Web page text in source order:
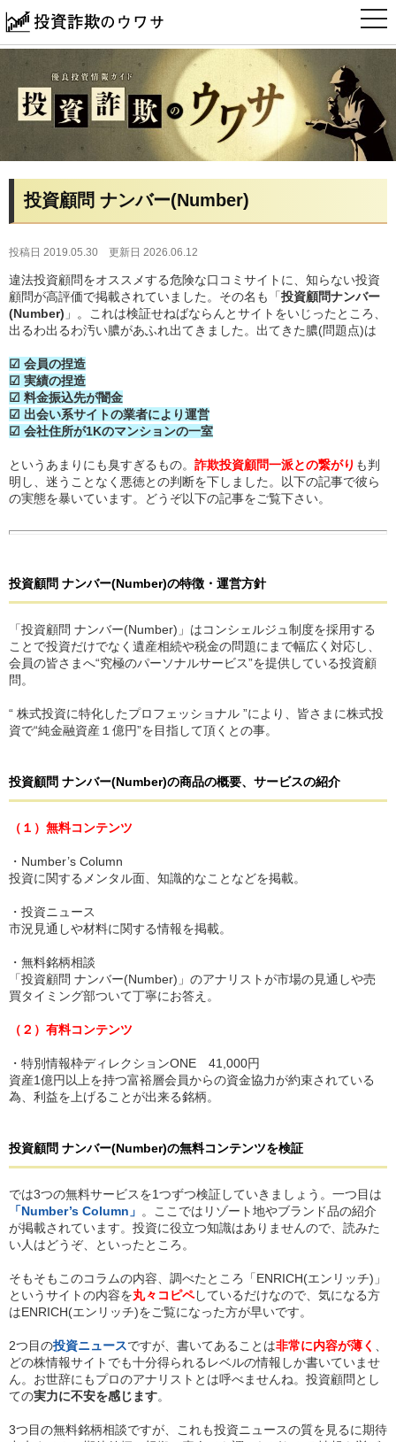
t
o
g
a
i
a
投資顧問 ナンバー(Number)
投稿日 2019.05.30 更新日 2026.06.12
違法投資顧問をオススメする危険な口コミサイトに、知らない投資
顧問が高評価で掲載されていました。その名も「投資顧問ナンバー
(Number) 」。これは検証せねばならんとサイトをいじったところ、
出るわ出るわ汚い膿があふれ出てきました。出てきた膿(問題点)は
☑ 会員の捏造
☑ 実績の捏造
☑ 料金振込先が闇金
☑ 出会い系サイトの業者により運営
☑ 会社住所が1Kのマンションの一室
というあまりにも臭すぎるもの。 詐欺投資顧問一派との繋がり も判
明し、迷うことなく悪徳との判断を下しました。以下の記事で彼ら
の実態を暴いています。どうぞ以下の記事をご覧下さい。
投資顧問 ナンバー(Number)の特徴・運営方針
「投資顧問 ナンバー(Number)」はコンシェルジュ制度を採用する
ことで投資だけでなく遺産相続や税金の問題にまで幅広く対応し、
会員の皆さまへ“究極のパーソナルサービス”を提供している投資顧
問。
“ 株式投資に特化したプロフェッショナル ”により、皆さまに株式投
資で“純金融資産１億円”を目指して頂くとの事。
投資顧問 ナンバー(Number)の商品の概要、サービスの紹介
（１）無料コンテンツ
・Number’s Column
投資に関するメンタル面、知識的なことなどを掲載。
・投資ニュース
市況見通しや材料に関する情報を掲載。
・無料銘柄相談
「投資顧問 ナンバー(Number)」のアナリストが市場の見通しや売
買タイミング部ついて丁寧にお答え。
（２）有料コンテンツ
・特別情報枠ディレクションONE 41,000円
資産1億円以上を持つ富裕層会員からの資金協力が約束されている
為、利益を上げることが出来る銘柄。
投資顧問 ナンバー(Number)の無料コンテンツを検証
では3つの無料サービスを1つずつ検証していきましょう。一つ目は
「Number’s Column」 。ここではリゾート地やブランド品の紹介
が掲載されています。投資に役立つ知識はありませんので、読みた
い人はどうぞ、といったところ。
そもそもこのコラムの内容、調べたところ「ENRICH(エンリッチ)」
というサイトの内容を丸々コピペしているだけなので、気になる方
はENRICH(エンリッチ)をご覧になった方が早いです。
2つ目の投資ニュースですが、書いてあることは非常に内容が薄く
どの株情報サイトでも十分得られるレベルの情報しか書いていませ
ん。お世辞にもプロのアナリストとは呼べませんね。投資顧問とし
ての実力に不安を感じます。
3つ目の無料銘柄相談ですが、これも投資ニュースの質を見るに期待